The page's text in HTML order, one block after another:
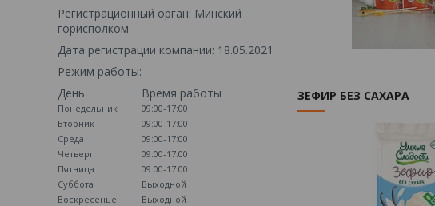
ЗЕФИР БЕЗ САХАРА
Регистрационный орган: Минский
горисполком
Дата регистрации компании: 18.05.2021
Режим работы:
День
Время работы
Понедельник
09:00-17:00
Вторник
09:00-17:00
Среда
09:00-17:00
Четверг
09:00-17:00
Пятница
09:00-17:00
Суббота
Выходной
Воскресенье
Выходной